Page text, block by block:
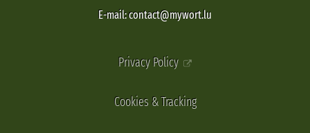
E-mail: contact@mywort.lu
Privacy Policy
Cookies & Tracking